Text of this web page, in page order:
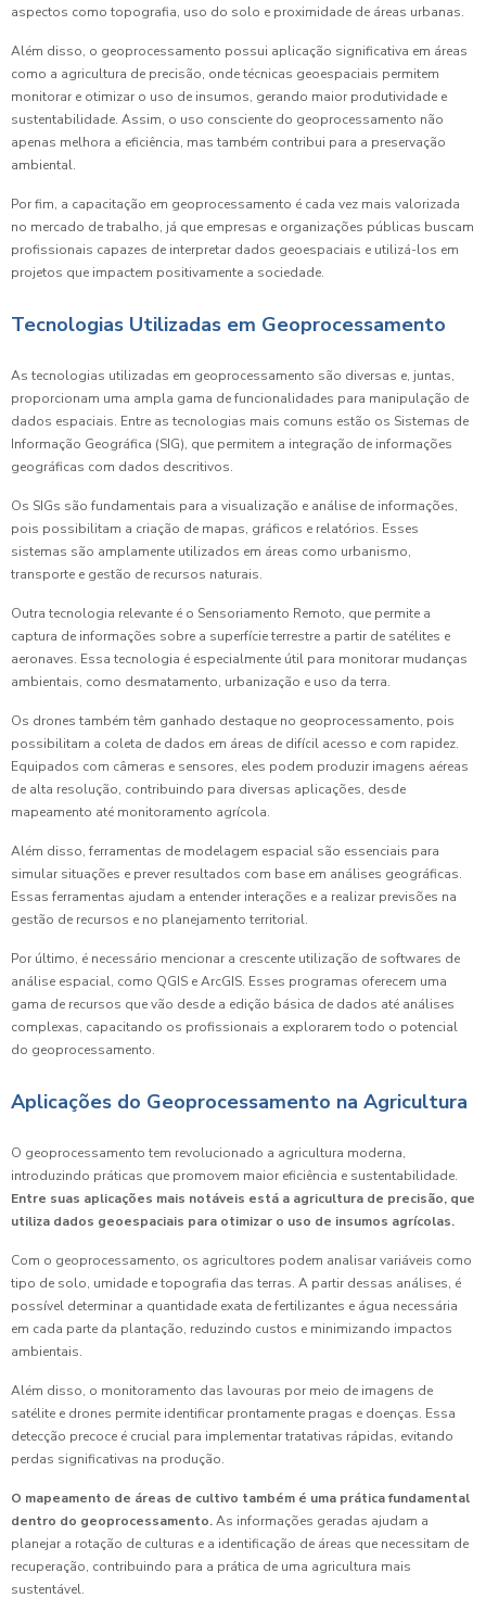
aspectos como topografia, uso do solo e proximidade de áreas urbanas.
Além disso, o geoprocessamento possui aplicação significativa em áreas
como a agricultura de precisão, onde técnicas geoespaciais permitem
monitorar e otimizar o uso de insumos, gerando maior produtividade e
sustentabilidade. Assim, o uso consciente do geoprocessamento não
apenas melhora a eficiência, mas também contribui para a preservação
ambiental.
Por fim, a capacitação em geoprocessamento é cada vez mais valorizada
no mercado de trabalho, já que empresas e organizações públicas buscam
profissionais capazes de interpretar dados geoespaciais e utilizá-los em
projetos que impactem positivamente a sociedade.
Tecnologias Utilizadas em Geoprocessamento
As tecnologias utilizadas em geoprocessamento são diversas e, juntas,
proporcionam uma ampla gama de funcionalidades para manipulação de
dados espaciais. Entre as tecnologias mais comuns estão os Sistemas de
Informação Geográfica (SIG), que permitem a integração de informações
geográficas com dados descritivos.
Os SIGs são fundamentais para a visualização e análise de informações,
pois possibilitam a criação de mapas, gráficos e relatórios. Esses
sistemas são amplamente utilizados em áreas como urbanismo,
transporte e gestão de recursos naturais.
Outra tecnologia relevante é o Sensoriamento Remoto, que permite a
captura de informações sobre a superfície terrestre a partir de satélites e
aeronaves. Essa tecnologia é especialmente útil para monitorar mudanças
ambientais, como desmatamento, urbanização e uso da terra.
Os drones também têm ganhado destaque no geoprocessamento, pois
possibilitam a coleta de dados em áreas de difícil acesso e com rapidez.
Equipados com câmeras e sensores, eles podem produzir imagens aéreas
de alta resolução, contribuindo para diversas aplicações, desde
mapeamento até monitoramento agrícola.
Além disso, ferramentas de modelagem espacial são essenciais para
simular situações e prever resultados com base em análises geográficas.
Essas ferramentas ajudam a entender interações e a realizar previsões na
gestão de recursos e no planejamento territorial.
Por último, é necessário mencionar a crescente utilização de softwares de
análise espacial, como QGIS e ArcGIS. Esses programas oferecem uma
gama de recursos que vão desde a edição básica de dados até análises
complexas, capacitando os profissionais a explorarem todo o potencial
do geoprocessamento.
Aplicações do Geoprocessamento na Agricultura
O geoprocessamento tem revolucionado a agricultura moderna,
introduzindo práticas que promovem maior eficiência e sustentabilidade.
Entre suas aplicações mais notáveis está a agricultura de precisão, que
utiliza dados geoespaciais para otimizar o uso de insumos agrícolas.
Com o geoprocessamento, os agricultores podem analisar variáveis como
tipo de solo, umidade e topografia das terras. A partir dessas análises, é
possível determinar a quantidade exata de fertilizantes e água necessária
em cada parte da plantação, reduzindo custos e minimizando impactos
ambientais.
Além disso, o monitoramento das lavouras por meio de imagens de
satélite e drones permite identificar prontamente pragas e doenças. Essa
detecção precoce é crucial para implementar tratativas rápidas, evitando
perdas significativas na produção.
O mapeamento de áreas de cultivo também é uma prática fundamental
dentro do geoprocessamento.As informações geradas ajudam a
planejar a rotação de culturas e a identificação de áreas que necessitam de
recuperação, contribuindo para a prática de uma agricultura mais
sustentável.